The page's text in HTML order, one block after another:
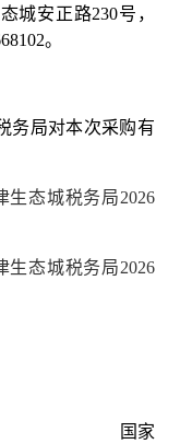
城安正路230号，
。
务局对本次采购有
生态城税务局2026
生态城税务局2026
家